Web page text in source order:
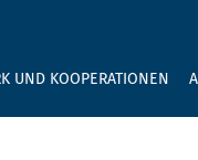
UND KOOPERATIONEN